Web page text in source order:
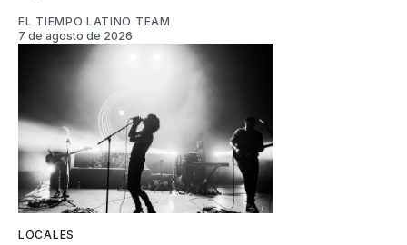
EL TIEMPO LATINO TEAM
7 de agosto de 2026
LOCALES